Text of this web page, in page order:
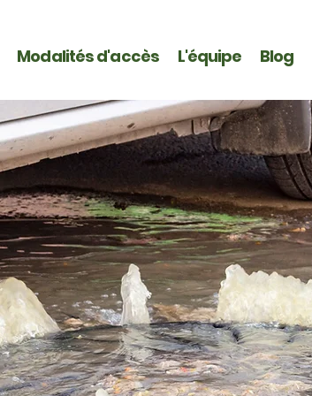
Modalités d'accès L'équipe Blog